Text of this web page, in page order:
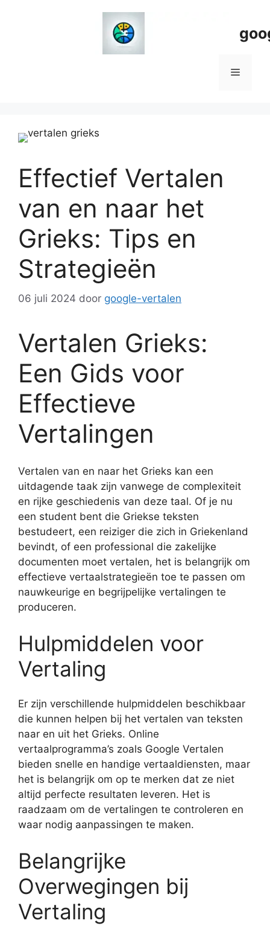
Menu
Effectief Vertalen
van en naar het
Grieks: Tips en
Strategieën
06 juli 2024 door google-vertalen
Vertalen Grieks:
Een Gids voor
Effectieve
Vertalingen
Vertalen van en naar het Grieks kan een
uitdagende taak zijn vanwege de complexiteit
en rijke geschiedenis van deze taal. Of je nu
een student bent die Griekse teksten
bestudeert, een reiziger die zich in Griekenland
bevindt, of een professional die zakelijke
documenten moet vertalen, het is belangrijk om
effectieve vertaalstrategieën toe te passen om
nauwkeurige en begrijpelijke vertalingen te
produceren.
Hulpmiddelen voor
Vertaling
Er zijn verschillende hulpmiddelen beschikbaar
die kunnen helpen bij het vertalen van teksten
naar en uit het Grieks. Online
vertaalprogramma’s zoals Google Vertalen
bieden snelle en handige vertaaldiensten, maar
het is belangrijk om op te merken dat ze niet
altijd perfecte resultaten leveren. Het is
raadzaam om de vertalingen te controleren en
waar nodig aanpassingen te maken.
Belangrijke
Overwegingen bij
Vertaling